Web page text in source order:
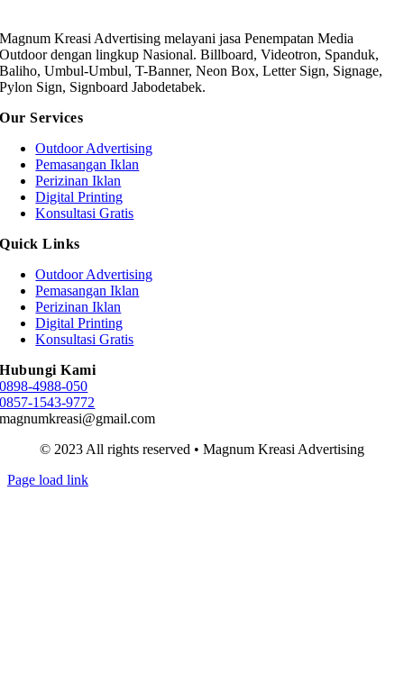
Magnum Kreasi Advertising melayani jasa Penempatan Media
Outdoor dengan lingkup Nasional. Billboard, Videotron, Spanduk,
Baliho, Umbul-Umbul, T-Banner, Neon Box, Letter Sign, Signage,
Pylon Sign, Signboard Jabodetabek.
Our Services
Outdoor Advertising
Pemasangan Iklan
Perizinan Iklan
Digital Printing
Konsultasi Gratis
Quick Links
Outdoor Advertising
Pemasangan Iklan
Perizinan Iklan
Digital Printing
Konsultasi Gratis
Hubungi Kami
0898-4988-050
0857-1543-9772
magnumkreasi@gmail.com
© 2023 All rights reserved • Magnum Kreasi Advertising
Page load link